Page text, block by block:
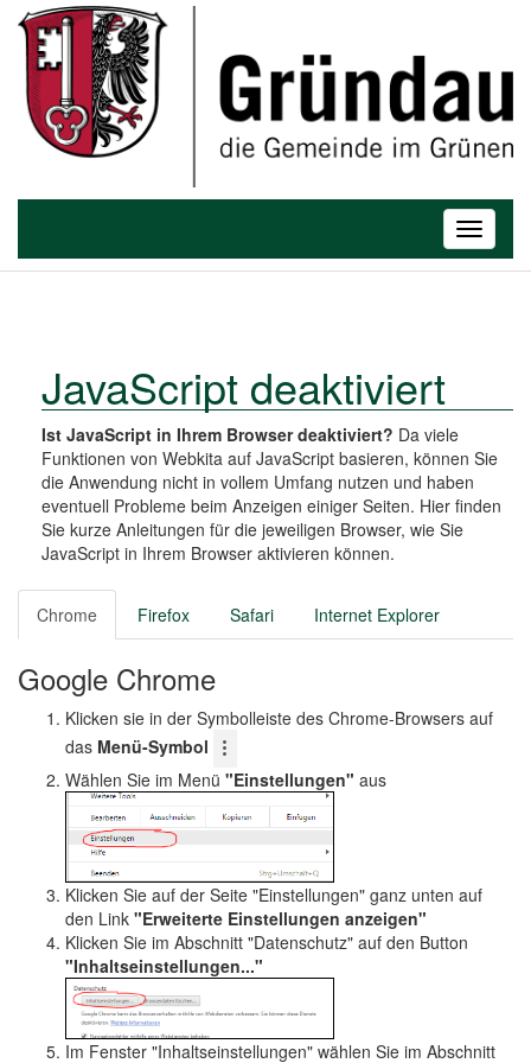
Toggle
JavaScript deaktiviert
Ist JavaScript in Ihrem Browser deaktiviert? Da viele
Funktionen von Webkita auf JavaScript basieren, können Sie
die Anwendung nicht in vollem Umfang nutzen und haben
eventuell Probleme beim Anzeigen einiger Seiten. Hier finden
Sie kurze Anleitungen für die jeweiligen Browser, wie Sie
JavaScript in Ihrem Browser aktivieren können.
T
g
g
v
i
g
a
t
i
o
Chrome Firefox Safari Internet Explorer
Google Chrome
Klicken sie in der Symbolleiste des Chrome-Browsers auf
das Menü-Symbol
Wählen Sie im Menü "Einstellungen" aus
Klicken Sie auf der Seite "Einstellungen" ganz unten auf
den Link "Erweiterte Einstellungen anzeigen"
Klicken Sie im Abschnitt "Datenschutz" auf den Button
"Inhaltseinstellungen..."
Im Fenster "Inhaltseinstellungen" wählen Sie im Abschnitt